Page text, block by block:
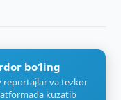
bo‘ling
reportajlar va tezkor
kuzatib